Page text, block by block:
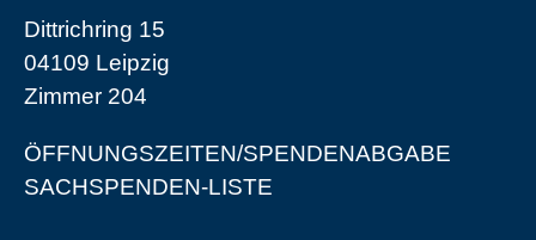
Dittrichring 15
04109 Leipzig
Zimmer 204
ÖFFNUNGSZEITEN/SPENDENABGABE
SACHSPENDEN-LISTE